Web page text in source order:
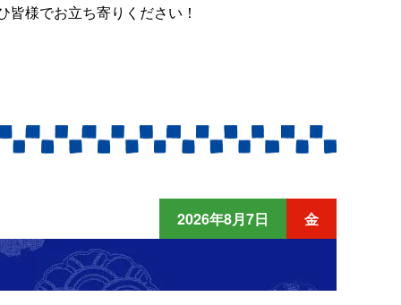
様でお立ち寄りください！
2026年8月7日 金